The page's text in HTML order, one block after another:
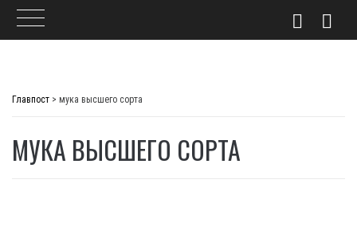
Главпост > мука высшего сорта
МУКА ВЫСШЕГО СОРТА